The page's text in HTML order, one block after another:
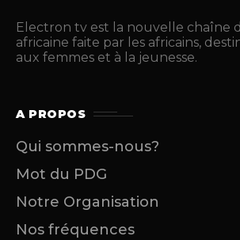
Electron tv est la nouvelle chaîne
africaine faite par les africains,
aux femmes et à la jeunesse.
A PROPOS
Qui sommes-nous?
Mot du PDG
Notre Organisation
Nos fréquences